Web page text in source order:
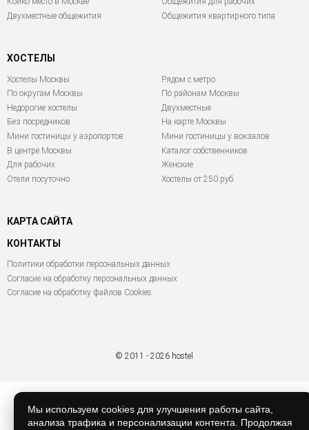
Двухместные общежития
Общежития квартирного типа
ХОСТЕЛЫ
Хостелы Москвы
По округам Москвы
Недорогие хостелы
Без посредников
Мини гостиницы у аэропортов
В центре Москвы
Для рабочих
Отели посуточно
Рядом с метро
По районам Москвы
Двухместные
На карте Москвы
Мини гостиницы у вокзалов
Каталог собственников
Женские
Хостелы от 250 руб.
КАРТА САЙТА
КОНТАКТЫ
Политики обработки персональных данных
Согласие на обработку персональных данных
Согласие на обработку файлов Cookies
© 2011 - 2026 hostel
Мы используем cookies для улучшения работы сайта,
анализа трафика и персонализации контента. Продолжая